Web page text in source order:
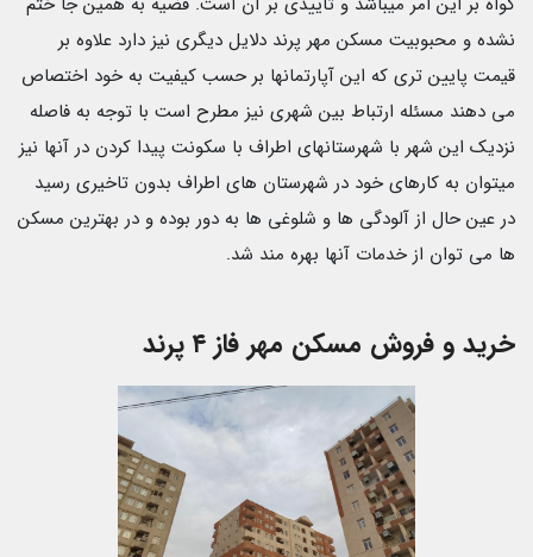
نشده و محبوبیت مسکن مهر پرند دلایل دیگری نیز دارد علاوه بر
قیمت پایین تری که این آپارتمانها بر حسب کیفیت به خود اختصاص
می دهند مسئله ارتباط بین شهری نیز مطرح است با توجه به فاصله
نزدیک این شهر با شهرستانهای اطراف با سکونت پیدا کردن در آنها نیز
میتوان به کارهای خود در شهرستان های اطراف بدون تاخیری رسید
در عین حال از آلودگی ها و شلوغی ها به دور بوده و در بهترین مسکن
ها می توان از خدمات آنها بهره مند شد.
خرید و فروش مسکن مهر فاز ۴ پرند